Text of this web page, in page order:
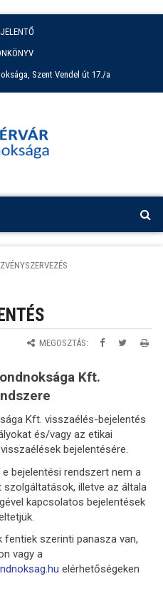
Szent Vendel út 17./a
MEGOSZTÁS:
Kft.
Kft. visszaélés-bejelentés
és/vagy az etikai
bejelentésére.
bejelentési rendszert nem a
illetve az általa
kapcsolatos bejelentések
fentiek szerinti panasza van,
vagy a
elérhetőségeken